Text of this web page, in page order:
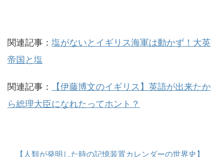
関連記事： 塩がないとイギリス海軍は動かず！大英
帝国と塩
関連記事：
【伊藤博文のイギリス】英語が出来たか
ら総理大臣になれたってホント？
【人類が発明した時の記憶装置カレンダーの世界史】